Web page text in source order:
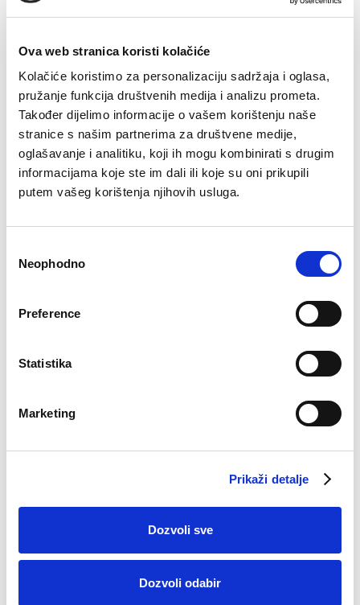
Ova web stranica koristi kolačiće
Kolačiće koristimo za personalizaciju sadržaja i oglasa,
pružanje funkcija društvenih medija i analizu prometa.
Također dijelimo informacije o vašem korištenju naše
stranice s našim partnerima za društvene medije,
oglašavanje i analitiku, koji ih mogu kombinirati s drugim
informacijama koje ste im dali ili koje su oni prikupili
putem vašeg korištenja njihovih usluga.
Selection
Neophodno
Preference
Statistika
Marketing
Prikaži detalje
Dozvoli sve
Dozvoli odabir
12.09.2025
POZIV NA UČEŠĆE INDUSTRY DAY 3
ALMA RAS INDUSTRY DAY #03 UVOD Alma Ras raspisuje
javni poziv za profesionalne dizajnere i diplomirane
dizajnere koji su završili…
U svijetu gdje moda često žuri i trendovi prolaze brže nego
da…